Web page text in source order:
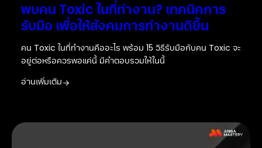
พบคน Toxic ในที่ทำงาน? เทคนิคการ
รับมือ เพื่อให้สังคมการทำงานดีขึ้น
คน Toxic ในที่ทำงานคืออะไร พร้อม 15 วิธีรับมือกับคน Toxic จะ
อยู่ต่อหรือควรพอแค่นี้ มีคำตอบรวมให้ในนี้
อ่านเพิ่มเติม